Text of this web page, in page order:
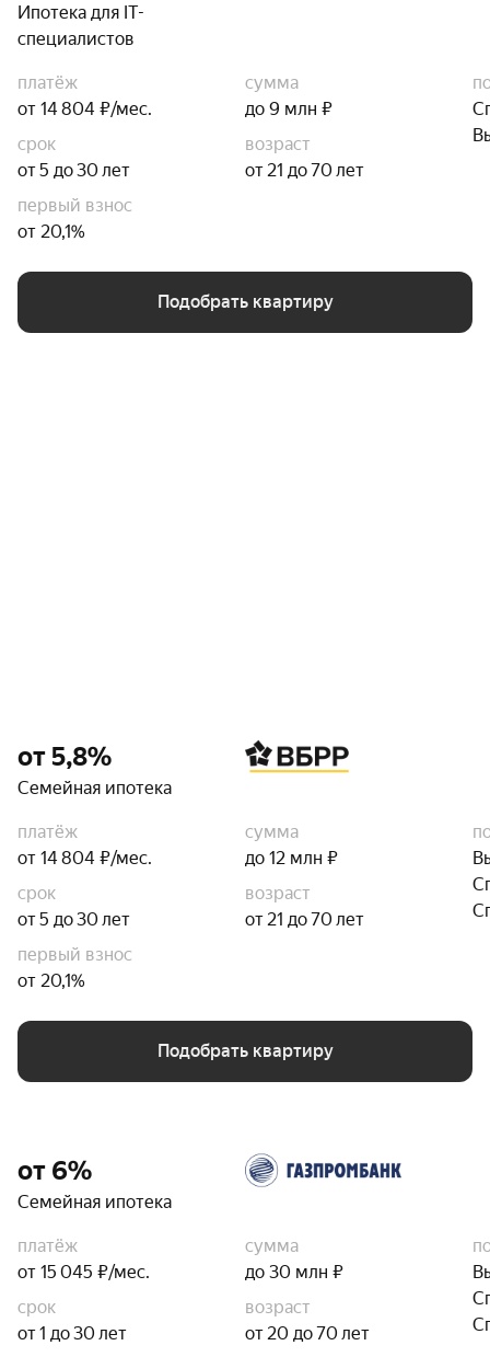
Ипотека для IT-
специалистов
платёж
от 14 804 ₽/мес.
сумма
до 9 млн ₽
срок
от 5 до 30 лет
возраст
от 21 до 70 лет
первый взнос
от 20,1%
Подобрать квартиру
от 5,8%
Семейная ипотека
платёж
от 14 804 ₽/мес.
сумма
до 12 млн ₽
срок
от 5 до 30 лет
возраст
от 21 до 70 лет
первый взнос
от 20,1%
Подобрать квартиру
от 6%
Семейная ипотека
платёж
от 15 045 ₽/мес.
сумма
до 30 млн ₽
срок
от 1 до 30 лет
возраст
от 20 до 70 лет